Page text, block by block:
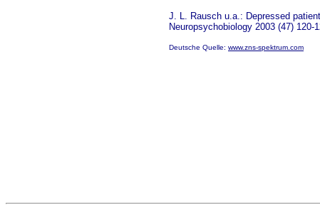
J. L. Rausch u.a.: Depressed
Neuropsychobiology 2003 (47) 120-
Deutsche Quelle: www.zns-spektrum.com